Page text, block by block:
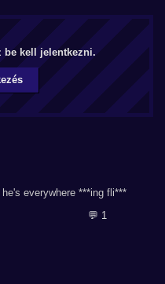
be kell jelentkezni.
everywhere ***ing fli***
💬 1